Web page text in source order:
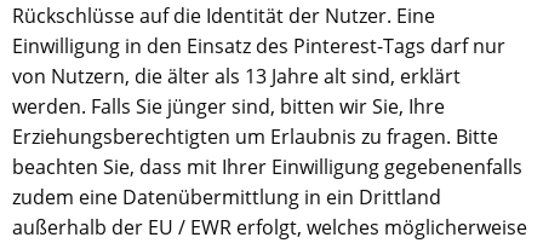
Rückschlüsse auf die Identität der Nutzer. Eine
Einwilligung in den Einsatz des Pinterest-Tags darf nur
von Nutzern, die älter als 13 Jahre alt sind, erklärt
werden. Falls Sie jünger sind, bitten wir Sie, Ihre
Erziehungsberechtigten um Erlaubnis zu fragen. Bitte
beachten Sie, dass mit Ihrer Einwilligung gegebenenfalls
zudem eine Datenübermittlung in ein Drittland
außerhalb der EU / EWR erfolgt, welches möglicherweise